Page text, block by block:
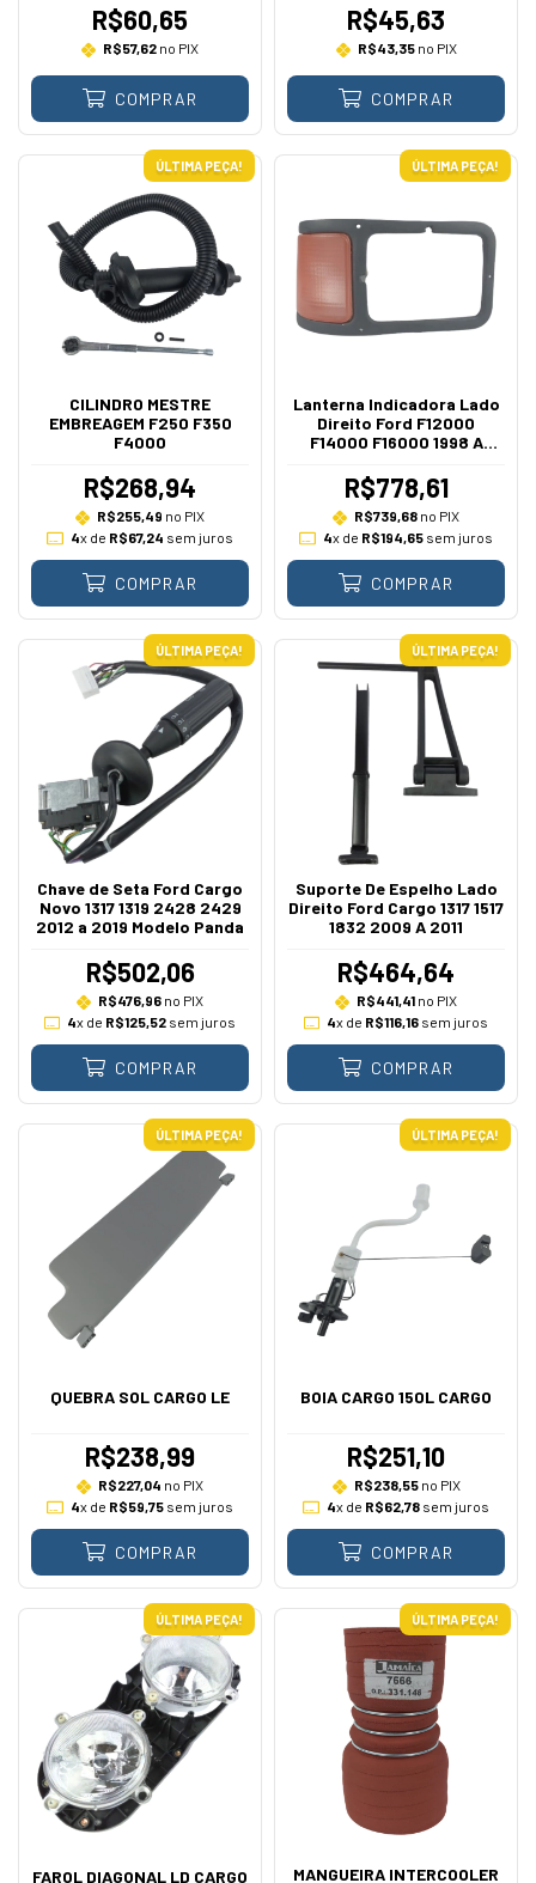
R$60,65
R$57,62 no PIX
COMPRAR
R$45,63
R$43,35no PIX
COMPRAR
ÚLTIMA PEÇA!
CILINDRO MESTRE
EMBREAGEM F250 F350
F4000
R$268,94
R$255,49 no PIX
4x de R$67,24 sem juros
COMPRAR
ÚLTIMA PEÇA!
Lanterna Indicadora Lado
Direito Ford F12000
F14000 F16000 1998 A
R$778,61
R$739,68 no PIX
4x de R$194,65sem juros
COMPRAR
ÚLTIMA PEÇA!
Chave de Seta Ford Cargo
Novo 1317 1319 2428 2429
2012 a 2019 Modelo Panda
R$502,06
R$476,96 no PIX
4x de R$125,52 sem juros
COMPRAR
ÚLTIMA PEÇA!
Suporte De Espelho Lado
Direito Ford Cargo 1317 1517
1832 2009 A 2011
R$464,64
R$441,41 no PIX
4x de R$116,16 sem juros
COMPRAR
ÚLTIMA PEÇA!
QUEBRA SOL CARGO LE
R$238,99
R$227,04 no PIX
4x de R$59,75sem juros
COMPRAR
ÚLTIMA PEÇA!
BOIA CARGO 150L CARGO
R$251,10
R$238,55no PIX
4x de R$62,78sem juros
COMPRAR
ÚLTIMA PEÇA!
FAROL DIAGONAL LD CARGO
ÚLTIMA PEÇA!
MANGUEIRA INTERCOOLER